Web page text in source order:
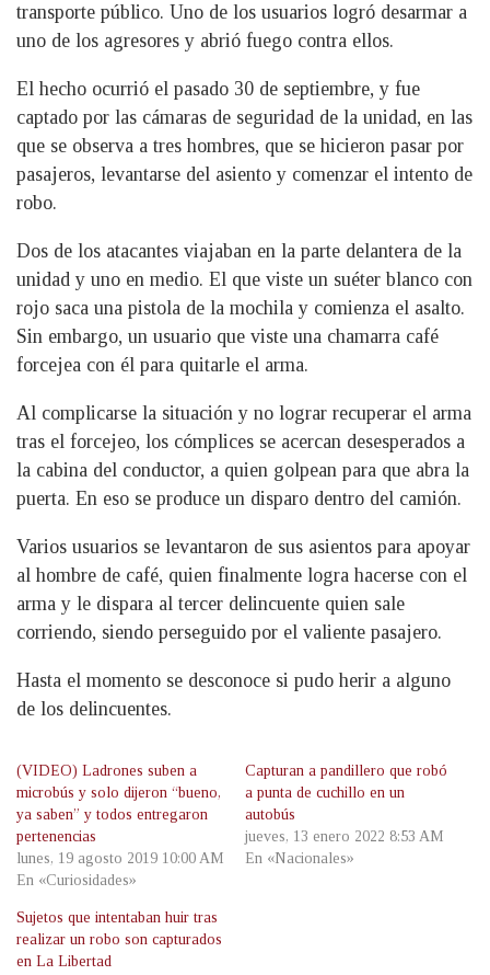
transporte público. Uno de los usuarios logró desarmar a
uno de los agresores y abrió fuego contra ellos.
El hecho ocurrió el pasado 30 de septiembre, y fue
captado por las cámaras de seguridad de la unidad, en las
que se observa a tres hombres, que se hicieron pasar por
pasajeros, levantarse del asiento y comenzar el intento de
robo.
Dos de los atacantes viajaban en la parte delantera de la
unidad y uno en medio. El que viste un suéter blanco con
rojo saca una pistola de la mochila y comienza el asalto.
Sin embargo, un usuario que viste una chamarra café
forcejea con él para quitarle el arma.
Al complicarse la situación y no lograr recuperar el arma
tras el forcejeo, los cómplices se acercan desesperados a
la cabina del conductor, a quien golpean para que abra la
puerta. En eso se produce un disparo dentro del camión.
Varios usuarios se levantaron de sus asientos para apoyar
al hombre de café, quien finalmente logra hacerse con el
arma y le dispara al tercer delincuente quien sale
corriendo, siendo perseguido por el valiente pasajero.
Hasta el momento se desconoce si pudo herir a alguno
de los delincuentes.
(VIDEO) Ladrones suben a
microbús y solo dijeron “bueno,
ya saben” y todos entregaron
pertenencias
lunes, 19 agosto 2019 10:00 AM
En «Curiosidades»
Capturan a pandillero que robó
a punta de cuchillo en un
autobús
jueves, 13 enero 2022 8:53 AM
En «Nacionales»
Sujetos que intentaban huir tras
realizar un robo son capturados
en La Libertad